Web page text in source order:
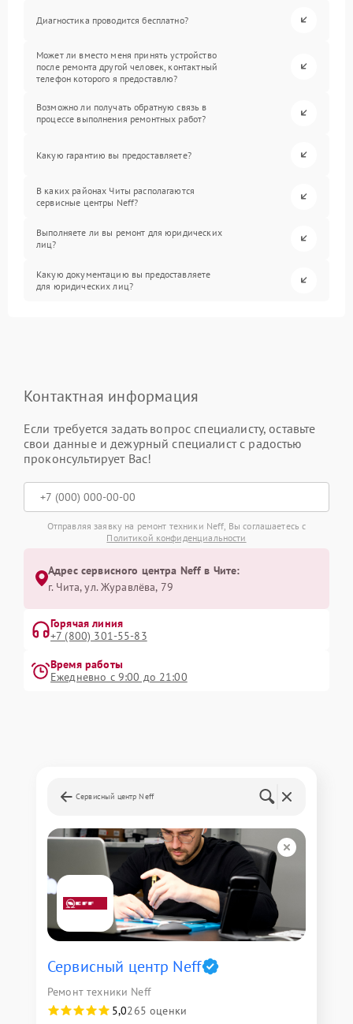
Диагностика проводится бесплатно?
Может ли вместо меня принять устройство
после ремонта другой человек, контактный
телефон которого я предоставлю?
Возможно ли получать обратную связь в
процессе выполнения ремонтных работ?
Какую гарантию вы предоставляете?
В каких районах Читы располагаются
сервисные центры Neff?
Выполняете ли вы ремонт для юридических
лиц?
Какую документацию вы предоставляете
для юридических лиц?
Контактная информация
Если требуется задать вопрос специалисту, оставьте
свои данные и дежурный специалист с радостью
проконсультирует Вас!
Отправляя заявку на ремонт техники Neff, Вы соглашаетесь с
Политикой конфиденциальности
Адрес сервисного центра Neff в Чите:
г. Чита, ул. Журавлёва, 79
Горячая линия
+7 (800) 301-55-83
Время работы
Ежедневно с 9:00 до 21:00
Сервисный центр Neff
Сервисный центр Neff
Ремонт техники Neff
5,0265 оценки